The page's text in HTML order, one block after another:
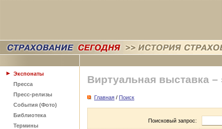
Экспонаты
Пресса
Пресс-релизы
События (Фото)
Библиотека
Термины
Виртуальная выставка –
Главная / Поиск
Поисковый запрос: